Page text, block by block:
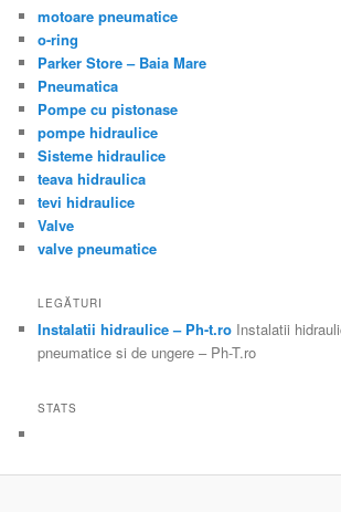
motoare pneumatice
o-ring
Parker Store – Baia Mare
Pneumatica
Pompe cu pistonase
pompe hidraulice
Sisteme hidraulice
teava hidraulica
tevi hidraulice
Valve
valve pneumatice
LEGĂTURI
Instalatii hidraulice – Ph-t.ro Instalatii
pneumatice si de ungere – Ph-T.ro
STATS